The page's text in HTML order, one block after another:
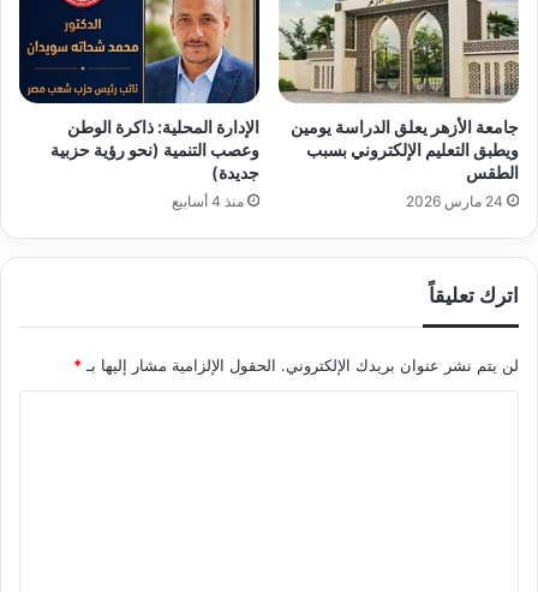
جامعة الأزهر يعلق الدراسة يومين
ويطبق التعليم الإلكتروني بسبب
الطقس
24 مارس 2026
​الإدارة المحلية: ذاكرة الوطن
وعصب التنمية (نحو رؤية حزبية
جديدة)
منذ 4 أسابيع
اترك تعليقاً
لن يتم نشر عنوان بريدك الإلكتروني. الحقول الإلزامية مشار إليها بـ*